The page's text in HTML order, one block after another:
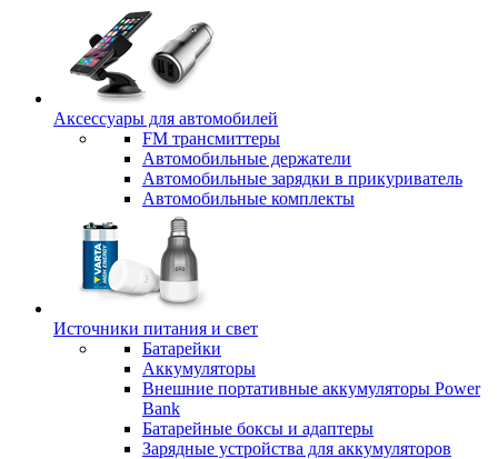
Аксессуары для автомобилей
FM трансмиттеры
Автомобильные держатели
Автомобильные зарядки в прикуриватель
Автомобильные комплекты
Источники питания и свет
Батарейки
Аккумуляторы
Внешние портативные аккумуляторы Power
Bank
Батарейные боксы и адаптеры
Зарядные устройства для аккумуляторов